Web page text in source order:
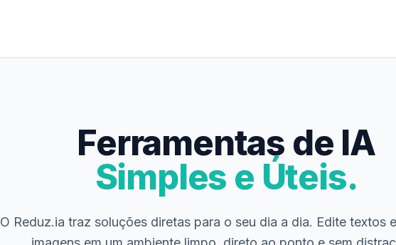
Ferramentas de IA
Simples e Úteis.
O Reduz.ia traz soluções diretas para o seu dia a dia. Edite textos